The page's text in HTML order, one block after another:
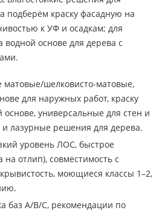
подберём краску фасадную на
к УФ и осадкам; для
основе для дерева с
матовые/шелковисто-матовые,
для наружных работ, краску
универсальные для стен и
и лазурные решения для дерева.
уровень ЛОС, быстрое
отлип), совместимость с
моющиеся классы 1–2,
баз A/B/C, рекомендации по